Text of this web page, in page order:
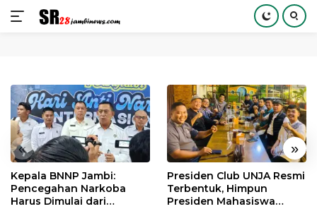
konten
« »
Kepala BNNP Jambi:
Pencegahan Narkoba
Harus Dimulai dari
Presiden Club UNJA Resmi
Terbentuk, Himpun
Presiden Mahasiswa